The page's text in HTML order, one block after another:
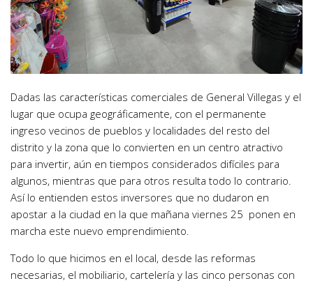
Dadas las características comerciales de General Villegas y el
lugar que ocupa geográficamente, con el permanente
ingreso vecinos de pueblos y localidades del resto del
distrito y la zona que lo convierten en un centro atractivo
para invertir, aún en tiempos considerados difíciles para
algunos, mientras que para otros resulta todo lo contrario.
Así lo entienden estos inversores que no dudaron en
apostar a la ciudad en la que mañana viernes 25 ponen en
marcha este nuevo emprendimiento.
Todo lo que hicimos en el local, desde las reformas
necesarias, el mobiliario, cartelería y las cinco personas con